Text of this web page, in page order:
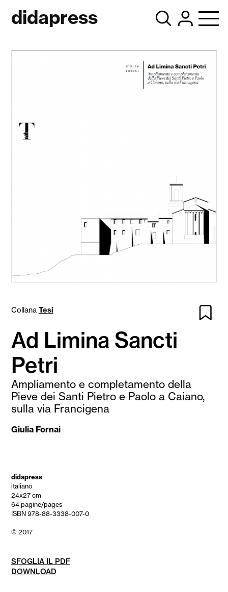
didapress
Collana Tesi
Ad Limina Sancti
Petri
Ampliamento e completamento della
Pieve dei Santi Pietro e Paolo a Caiano,
sulla via Francigena
Giulia Fornai
didapress
italiano
24x27 cm
64 pagine/pages
ISBN 978-88-3338-007-0
© 2017
SFOGLIA IL PDF
DOWNLOAD